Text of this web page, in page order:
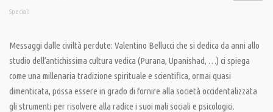
Speciali
Messaggi dalle civiltà perdute: Valentino Bellucci che si dedica da anni allo
studio dell’antichissima cultura vedica (Purana, Upanishad, …) ci spiega
come una millenaria tradizione spirituale e scientifica, ormai quasi
dimenticata, possa essere in grado di fornire alla società occidentalizzata
gli strumenti per risolvere alla radice i suoi mali sociali e psicologici.